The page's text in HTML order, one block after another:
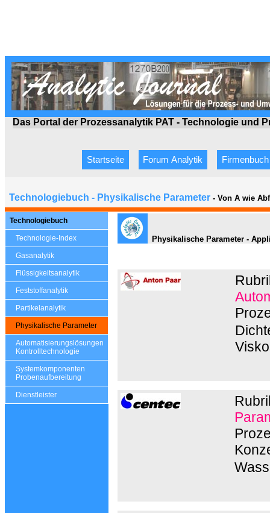
Das Portal der Prozessanalytik PAT - Technologie und
Startseite Forum Analytik Firmenbuch
Technologiebuch - Physikalische Parameter - Von A wie
Technologiebuch
Technologie-Index
Gasanalytik
Flüssigkeitsanalytik
Feststoffanalytik
Partikelanalytik
Physikalische Parameter
Automatisierungslösungen
Kontrolltechnologie
Systemkomponenten
Probenaufbereitung
Dienstleister
Physikalische Parameter -